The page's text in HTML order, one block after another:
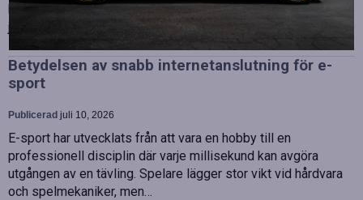
biträdande ekonomichef. Båda började sina nya tjänster den 1
juni 2026 och kommer att…
Betydelsen av snabb internetanslutning för e-
sport
Publicerad juli 10, 2026
E-sport har utvecklats från att vara en hobby till en
professionell disciplin där varje millisekund kan avgöra
utgången av en tävling. Spelare lägger stor vikt vid hårdvara
och spelmekaniker, men…